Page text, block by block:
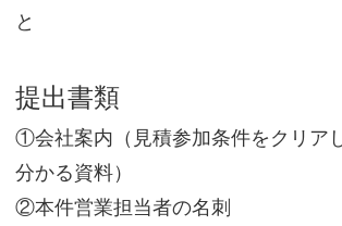
と
提出書類
①会社案内（見積参加条件をクリア
分かる資料）
②本件営業担当者の名刺